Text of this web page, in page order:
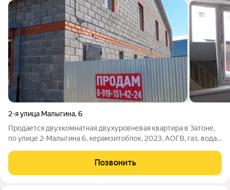
2-я улица Малыгина,6
Продается двухкомнатная двухуровневая квартира в Затоне,
по улице 2-Малыгина 6, керамзитоблок, 2023, АОГВ, газ, вода,
отделка, натяжные потолки, полы двп, оштукатуренные стены,
двери, раковина,
Позвонить